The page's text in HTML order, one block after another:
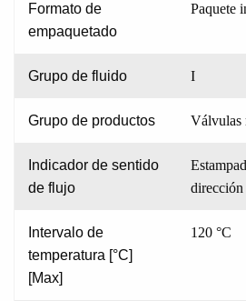
Formato de
empaquetado
Paquete
Grupo de fluido I
Grupo de productos Válvulas
Indicador de sentido
de flujo
dirección
Intervalo de
temperatura [°C]
[Max]
120 °C